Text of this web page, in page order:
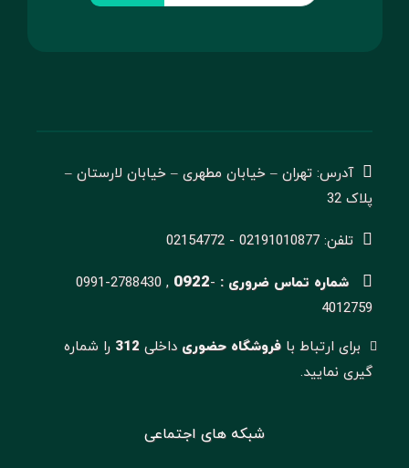
آدرس: تهران – خیابان مطهری – خیابان لارستان –
پلاک 32
تلفن: 02191010877 - 02154772
شماره تماس ضروری : 0991-2788430 , 0922-
4012759
برای ارتباط با فروشگاه حضوریداخلی 312 را شماره
گیری نمایید.
شبکه های اجتماعی